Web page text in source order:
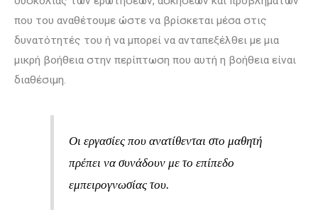
που του αναθέτουμε ώστε να βρίσκεται μέσα στις
δυνατότητές του ή να μπορεί να ανταπεξέλθει με μια
μικρή βοήθεια στην περίπτωση που αυτή η βοήθεια είναι
διαθέσιμη.
Οι εργασίες που ανατίθενται στο μαθητή
πρέπει να συνάδουν με το επίπεδο
εμπειρογνωσίας του.